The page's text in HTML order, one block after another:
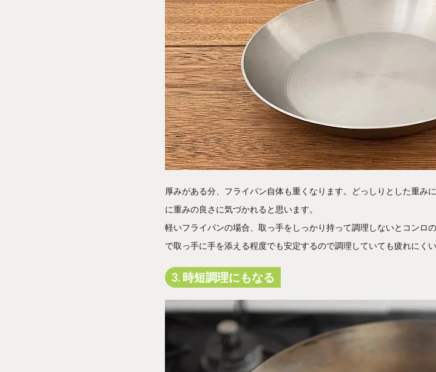
厚みがある分、フライパン自体も重くなります。どっしりとした重み
に重みの良さに気づかれると思います。
軽いフライパンの場合、取っ手をしっかり持って調理しないとコンロ
で取っ手に手を添える程度でも安定するので調理していても疲れにくい
3. 時短調理にもなる